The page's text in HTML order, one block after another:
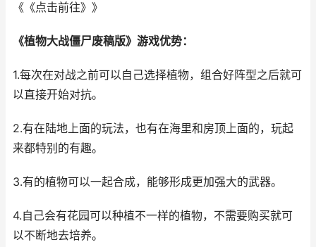
《《点击前往》》
《植物大战僵尸废稿版》游戏优势：
1.每次在对战之前可以自己选择植物，组合好阵型之后就可
以直接开始对抗。
2.有在陆地上面的玩法，也有在海里和房顶上面的，玩起
来都特别的有趣。
3.有的植物可以一起合成，能够形成更加强大的武器。
4.自己会有花园可以种植不一样的植物，不需要购买就可
以不断地去培养。